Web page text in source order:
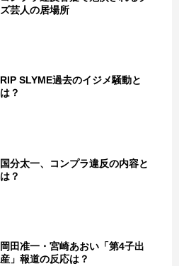
ズ芸人の居場所
RIP SLYME過去のイジメ騒動と
は？
国分太一、コンプラ違反の内容と
は？
岡田准一・宮崎あおい「第4子出
産」報道の反応は？